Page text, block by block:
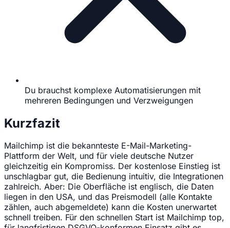
Du brauchst komplexe Automatisierungen mit
mehreren Bedingungen und Verzweigungen
Kurzfazit
Mailchimp ist die bekannteste E-Mail-Marketing-
Plattform der Welt, und für viele deutsche Nutzer
gleichzeitig ein Kompromiss. Der kostenlose Einstieg ist
unschlagbar gut, die Bedienung intuitiv, die Integrationen
zahlreich. Aber: Die Oberfläche ist englisch, die Daten
liegen in den USA, und das Preismodell (alle Kontakte
zählen, auch abgemeldete) kann die Kosten unerwartet
schnell treiben. Für den schnellen Start ist Mailchimp top,